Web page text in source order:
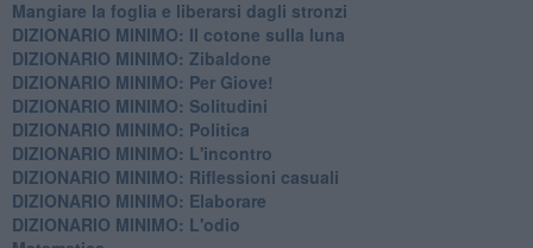
​Mangiare la foglia e liberarsi dagli stronzi
DIZIONARIO MINIMO: Il cotone sulla luna
DIZIONARIO MINIMO: Zibaldone
DIZIONARIO MINIMO: Per Giove!
DIZIONARIO MINIMO: Solitudini
DIZIONARIO MINIMO: Politica
DIZIONARIO MINIMO: L'incontro
DIZIONARIO MINIMO: Riflessioni casuali
DIZIONARIO MINIMO: Elaborare
DIZIONARIO MINIMO: L'odio